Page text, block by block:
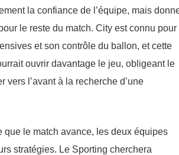
la confiance de l’équipe, mais
le reste du match. City est connu pour
et son contrôle du ballon, et cette
ouvrir davantage le jeu, obligeant le
vers l’avant à la recherche d’une
que le match avance, les deux équipes
stratégies. Le Sporting cherchera